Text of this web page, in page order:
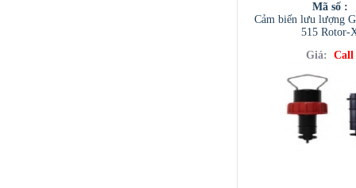
Mã số :
Cảm biến lưu lượng
515 Rotor-
Giá: Call